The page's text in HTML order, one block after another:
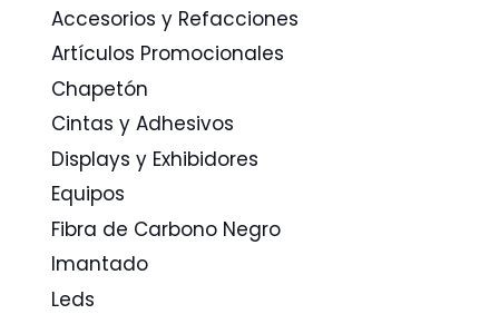
Accesorios y Refacciones
Artículos Promocionales
Chapetón
Cintas y Adhesivos
Displays y Exhibidores
Equipos
Fibra de Carbono Negro
Imantado
Leds